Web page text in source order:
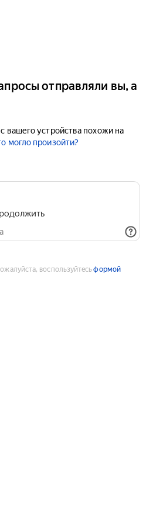
отправляли вы, а
вашего устройства похожи на
могло произойти?
воспользуйтесьформой